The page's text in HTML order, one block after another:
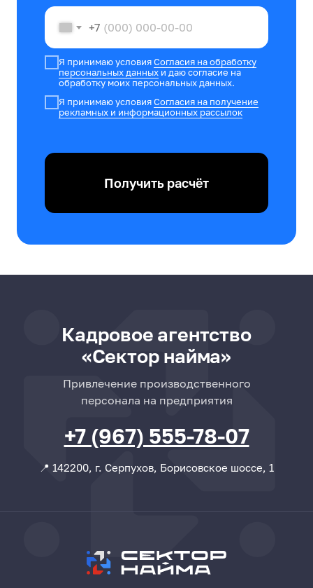
+7
Я принимаю условияСогласия на обработку
персональных данных и даю согласие на
обработку моих персональных данных.
Я принимаю условияСогласия на получение
рекламных и информационных рассылок
Получить расчёт
+7 (967) 555-78-07
📍 142200, г. Серпухов, Борисовское шоссе, 1
Привлечение производственного
персонала на предприятия
Кадровое агентство
«Сектор найма»